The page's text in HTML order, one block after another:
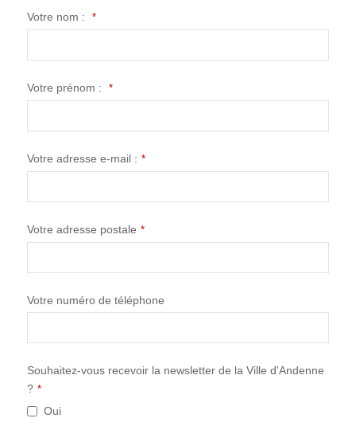
Votre nom : *
Votre prénom : *
Votre adresse e-mail : *
Votre adresse postale *
Votre numéro de téléphone
Souhaitez-vous recevoir la newsletter de la Ville d'Andenne
? *
Oui